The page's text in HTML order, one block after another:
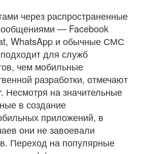
через распространенные
— Facebook
WhatsApp и обычные СМС
для служб
чем мобильные
разработки, отмечают
Несмотря на значительные
в создание
приложений, в
они не завоевали
Переход на популярные